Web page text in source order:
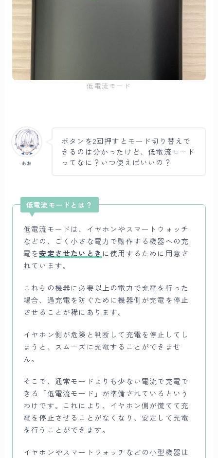
低電流モード
あお
ボタンを2回押すとモード切り替えで
きるのは分かったけど、低電流モード
ってなに？いつ使えばいいの？
低電流モードとは？
低電流モードは、イヤホンやスマートウォッチ
などの、ごく小さな電力で動作する機器への充
電を安定させたいとき に使用するために用意さ
れています。
これらの機器に必要以上の電力で充電を行った
場合、過充電を防ぐために機器側が充電を停止
させることが稀にあります。
イヤホン側が危険と判断して充電を停止してし
まうと、スムーズに充電することができませ
ん。
そこで、通常モードよりも少ない電流で充電で
きる「低電流モード」が準備されているという
わけです。これにより、イヤホン側が慌てて充
電を停止させることがなくなり、安定して充電
を行うことができます。
イヤホンやスマートウォッチなどの小型機器は